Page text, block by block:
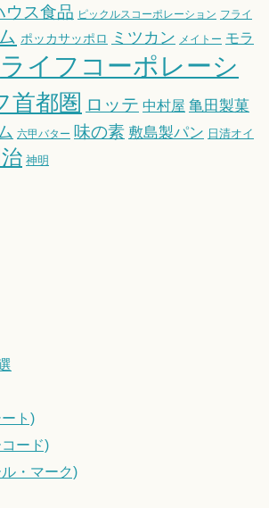
ウス食品 ピックルスコーポレーション フライ
ポッカサッポロ ミツカン メイトー モラ
ライフコーポレーシ
首都圏 ロッテ 中村屋 亀田製菓
六甲バター 味の素 敷島製パン 日清オイ
神明
ト)
ード)
・マーク)